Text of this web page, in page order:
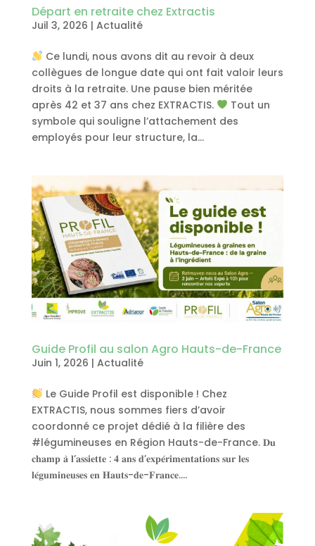
Départ en retraite chez Extractis
Juil 3, 2026 | Actualité
Ce lundi, nous avons dit au revoir à deux
collègues de longue date qui ont fait valoir leurs
droits à la retraite. Une pause bien méritée
après 42 et 37 ans chez EXTRACTIS.
Tout un
symbole qui souligne l’attachement des
employés pour leur structure, la...
Guide Profil au salon Agro Hauts-de-France
Juin 1, 2026 | Actualité
Le Guide Profil est disponible ! Chez
EXTRACTIS, nous sommes fiers d’avoir
coordonné ce projet dédié à la filière des
#légumineuses en Région Hauts-de-France. 𝐃𝐮
𝐜𝐡𝐚𝐦𝐩 𝐚̀ 𝐥’𝐚𝐬𝐬𝐢𝐞𝐭𝐭𝐞 : 𝟒 𝐚𝐧𝐬 𝐝’𝐞𝐱𝐩𝐞́𝐫𝐢𝐦𝐞𝐧𝐭𝐚𝐭𝐢𝐨𝐧𝐬 𝐬𝐮𝐫 𝐥𝐞𝐬
𝐥𝐞́𝐠𝐮𝐦𝐢𝐧𝐞𝐮𝐬𝐞𝐬 𝐞𝐧 𝐇𝐚𝐮𝐭𝐬-𝐝𝐞-𝐅𝐫𝐚𝐧𝐜𝐞....